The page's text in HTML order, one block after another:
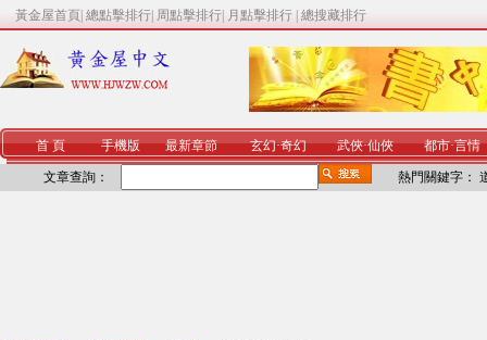
黃金屋首頁 總點擊排行 周點擊排行 月點擊排行 總搜藏排行
首 頁 手機版 最新章節 玄幻·奇幻 武俠·仙俠 都市·言情
文章查詢： 熱門關鍵字：